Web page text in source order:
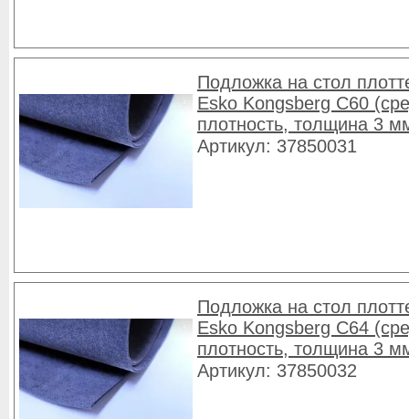
Подложка на стол
Esko Kongsberg C60
плотность, толщина 3
Артикул: 37850031
Подложка на стол
Esko Kongsberg C64
плотность, толщина 3
Артикул: 37850032